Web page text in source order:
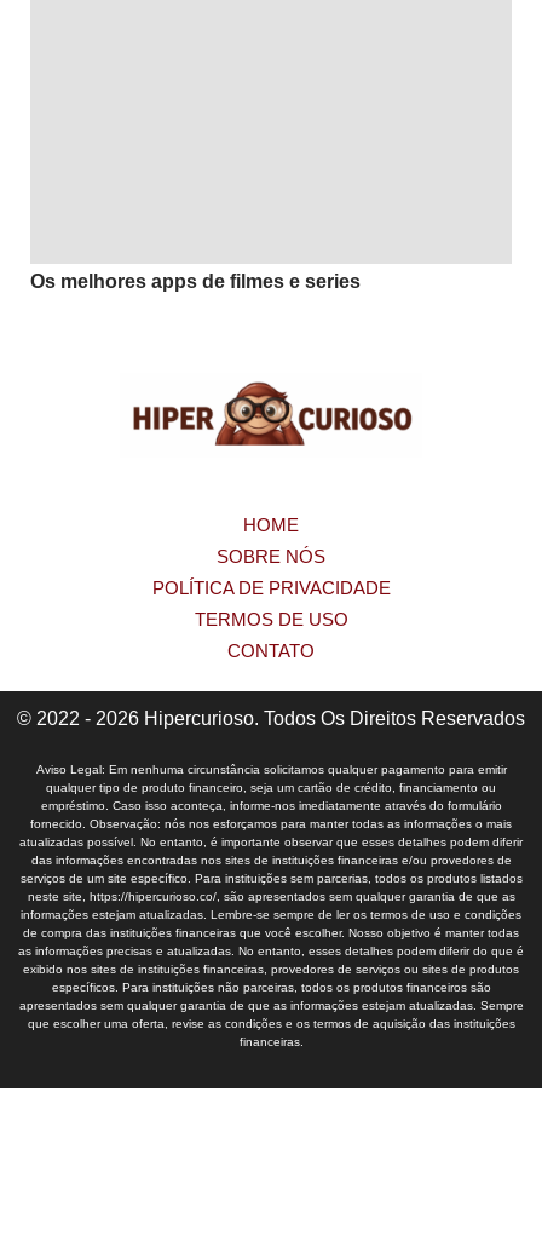
Os melhores apps de filmes e series
HOME
SOBRE NÓS
POLÍTICA DE PRIVACIDADE
TERMOS DE USO
CONTATO
© 2022 - 2026 Hipercurioso. Todos Os Direitos Reservados
Aviso Legal: Em nenhuma circunstância solicitamos qualquer pagamento para emitir
qualquer tipo de produto financeiro, seja um cartão de crédito, financiamento ou
empréstimo. Caso isso aconteça, informe-nos imediatamente através do formulário
fornecido. Observação: nós nos esforçamos para manter todas as informações o mais
atualizadas possível. No entanto, é importante observar que esses detalhes podem diferir
das informações encontradas nos sites de instituições financeiras e/ou provedores de
serviços de um site específico. Para instituições sem parcerias, todos os produtos listados
neste site, https://hipercurioso.co/, são apresentados sem qualquer garantia de que as
informações estejam atualizadas. Lembre-se sempre de ler os termos de uso e condições
de compra das instituições financeiras que você escolher. Nosso objetivo é manter todas
as informações precisas e atualizadas. No entanto, esses detalhes podem diferir do que é
exibido nos sites de instituições financeiras, provedores de serviços ou sites de produtos
específicos. Para instituições não parceiras, todos os produtos financeiros são
apresentados sem qualquer garantia de que as informações estejam atualizadas. Sempre
que escolher uma oferta, revise as condições e os termos de aquisição das instituições
financeiras.